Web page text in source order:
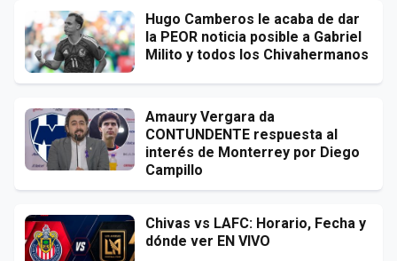
Hugo Camberos le acaba de dar
la PEOR noticia posible a Gabriel
Milito y todos los Chivahermanos
Amaury Vergara da
CONTUNDENTE respuesta al
interés de Monterrey por Diego
Campillo
Chivas vs LAFC: Horario, Fecha y
dónde ver EN VIVO